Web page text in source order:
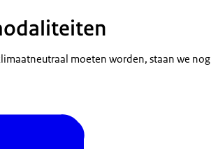
moeten worden, staan we nog